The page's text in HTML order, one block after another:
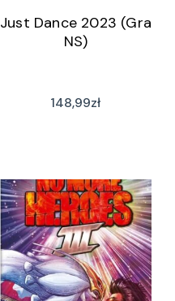
Just Dance 2023 (Gra
NS)
148,99zł